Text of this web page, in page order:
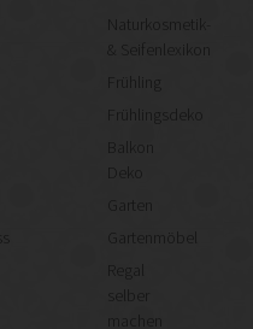
Naturkosmetik-
& Seifenlexikon
Frühling
Frühlingsdeko
Deko
Garten
Gartenmöbel
Regal